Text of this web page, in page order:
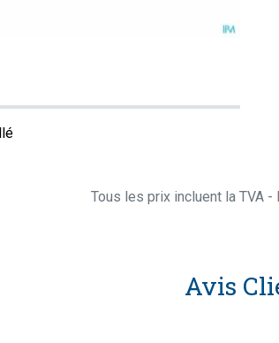
Tous les prix incluent la TVA
Avis